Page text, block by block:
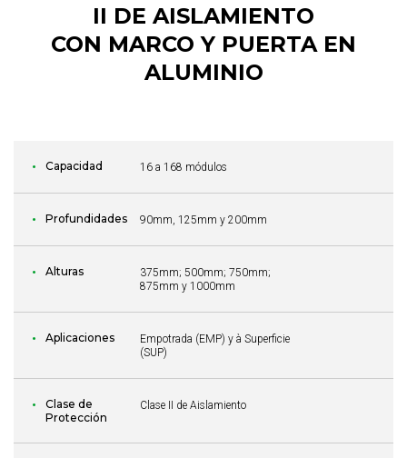
II DE AISLAMIENTO
CON MARCO Y PUERTA EN
ALUMINIO
Capacidad 16 a 168 módulos
Profundidades 90mm, 125mm y 200mm
Alturas
375mm; 500mm; 750mm;
875mm y 1000mm
Aplicaciones
Empotrada (EMP) y à Superficie
(SUP)
Clase de
Protección
Clase II de Aislamiento